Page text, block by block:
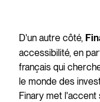
D'un autre côté,
accessibilité, en
français qui
le monde des
Finary met l'accent